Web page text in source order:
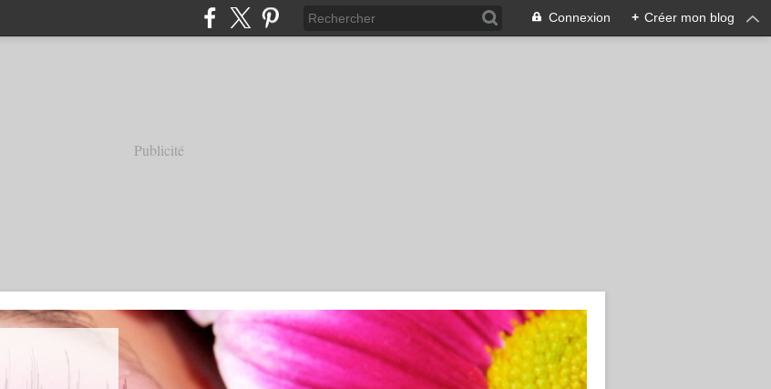
Connexion + Créer mon blog
Publicité